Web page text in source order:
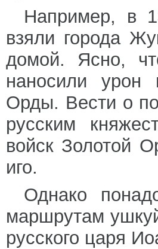
Например, в
взяли города
домой. Ясно,
наносили урон
Орды. Вести о
русским
войск Золотой
иго.
Однако
маршрутам
русского царя